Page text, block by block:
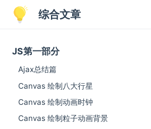
综合文章
JS第一部分
Ajax总结篇
Canvas 绘制八大行星
Canvas 绘制动画时钟
Canvas 绘制粒子动画背景